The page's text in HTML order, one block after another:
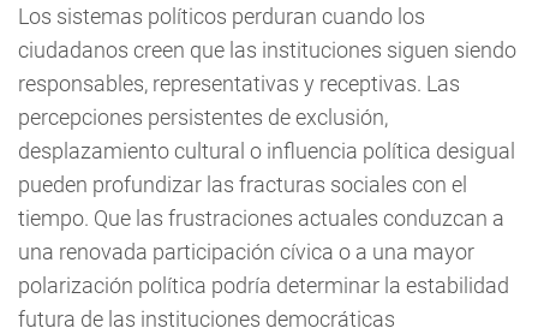
Los sistemas políticos perduran cuando los
ciudadanos creen que las instituciones siguen siendo
responsables, representativas y receptivas. Las
percepciones persistentes de exclusión,
desplazamiento cultural o influencia política desigual
pueden profundizar las fracturas sociales con el
tiempo. Que las frustraciones actuales conduzcan a
una renovada participación cívica o a una mayor
polarización política podría determinar la estabilidad
futura de las instituciones democráticas